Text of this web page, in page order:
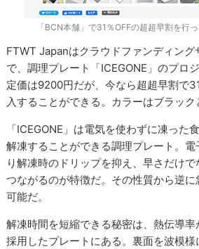
「BCN本舗」で31％OFFの超超早割を行っ
FTWT Japanはクラウドファンディング
で、調理プレート「ICEGONE」のプロ
定価は9200円だが、今なら超超早割で
入することができる。カラーはブラック
「ICEGONE」は電気を使わずに凍った
解凍することができる調理プレート。電
り解凍時のドリップを抑え、早さだけで
つながるのが特徴だ。その性質から逆
可能だ。
解凍時間を短縮できる秘密は、熱伝導
採用したプレートにある。裏面を波模